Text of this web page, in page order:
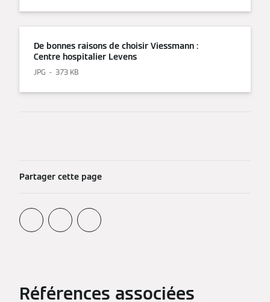
De bonnes raisons de choisir Viessmann :
Centre hospitalier Levens
JPG 373 KB
Partager cette page
Références associées